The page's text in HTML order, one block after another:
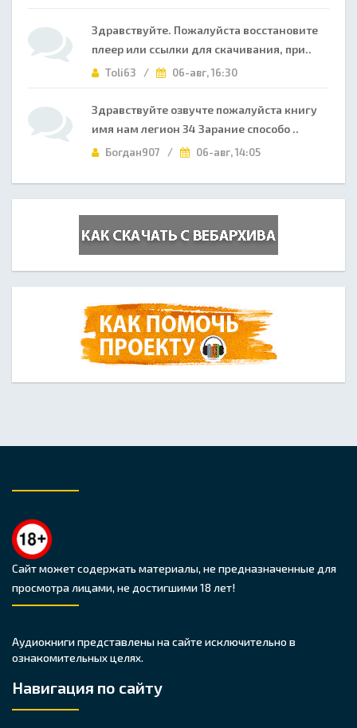
Здравствуйте. Пожалуйста восстановите
плеер или ссылки для скачивания, при..
Toli63 / 06-авг, 16:30
Здравствуйте озвучте пожалуйста книгу
имя нам легион 34 Зарание способо ..
Богдан907 / 06-авг, 14:05
Сайт может содержать материалы, не предназначенные для
просмотра лицами, не достигшими 18 лет!
Аудиокниги представлены на сайте исключительно в
ознакомительных целях.
Навигация по сайту